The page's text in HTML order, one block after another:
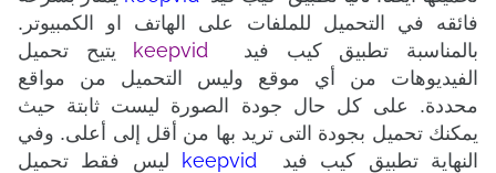
فائقه في التحميل للملفات على الهاتف او الكمبيوتر.
بالمناسبة تطبيق كيب فيد keepvid
يتيح تحميل
الفيديوهات من أي موقع وليس التحميل من مواقع
محددة. على كل حال جودة الصورة ليست ثابتة حيث
يمكنك تحميل بجودة التى تريد بها من أقل إلى أعلى. وفي
النهاية
تطبيق كيب فيد keepvid
ليس فقط تحميل